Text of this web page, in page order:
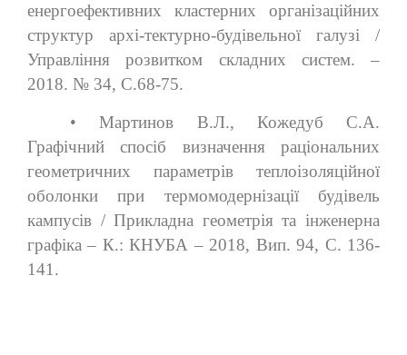
енергоефективних кластерних організаційних
структур архі-тектурно-будівельної галузі /
Управління розвитком складних систем. –
2018. № 34, С.68-75.
• Мартинов В.Л., Кожедуб С.А.
Графічний спосіб визначення раціональних
геометричних параметрів теплоізоляційної
оболонки при термомодернізації будівель
кампусів / Прикладна геометрія та інженерна
графіка – К.: КНУБА – 2018, Вип. 94, С. 136-
141.